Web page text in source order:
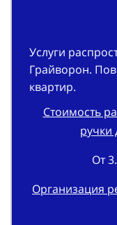
Услуги
Грайворон.
квартир.
Стоимость
От
Организация